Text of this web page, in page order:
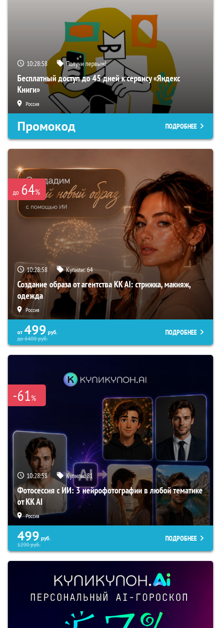
10:28:56 Получи первым!
Бесплатный доступ до 45 дней к сервису «Яндекс
Книги»
Россия
Промокод ПОДРОБНЕЕ
до 64%
10:28:56 Купили:64
Создание образа от агентства KK AI: стрижка, макияж,
одежда
Россия
от 499 руб.
до6400руб.
ПОДРОБНЕЕ
-61%
10:28:56 Купили:81
Фотосессия с ИИ: 3 нейрофотографии в любой тематике
от KK AI
Россия
499 руб.
1290руб.
ПОДРОБНЕЕ